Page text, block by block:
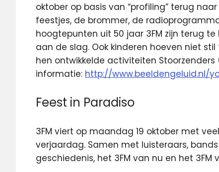
oktober op basis van “profiling” terug
feestjes, de brommer, de
hoogtepunten uit 50 jaar 3FM zijn terug
aan de slag. Ook kinderen hoeven niet
hen ontwikkelde activiteiten
informatie: http://www.beeldengeluid.nl/
Feest in Paradiso
3FM viert op maandag 19 oktober met
verjaardag. Samen met luisteraars,
geschiedenis, het 3FM van nu en het 3FM